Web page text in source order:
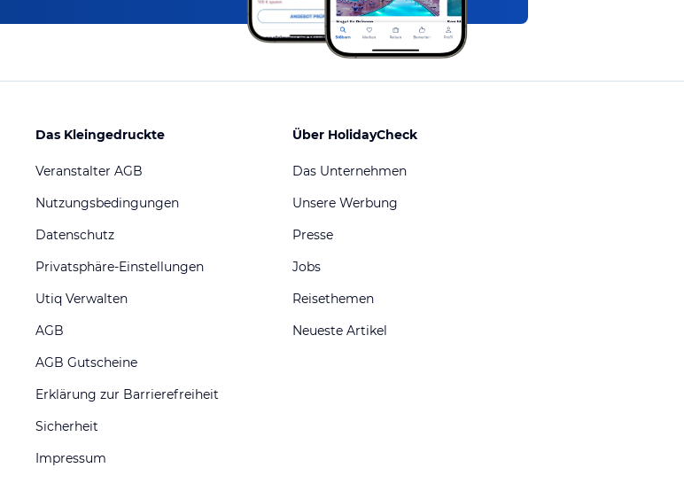
Das Kleingedruckte
Veranstalter AGB
Nutzungsbedingungen
Datenschutz
Privatsphäre-Einstellungen
Utiq Verwalten
AGB
AGB Gutscheine
Erklärung zur Barrierefreiheit
Sicherheit
Impressum
Über HolidayCheck
Das Unternehmen
Unsere Werbung
Presse
Jobs
Reisethemen
Neueste Artikel